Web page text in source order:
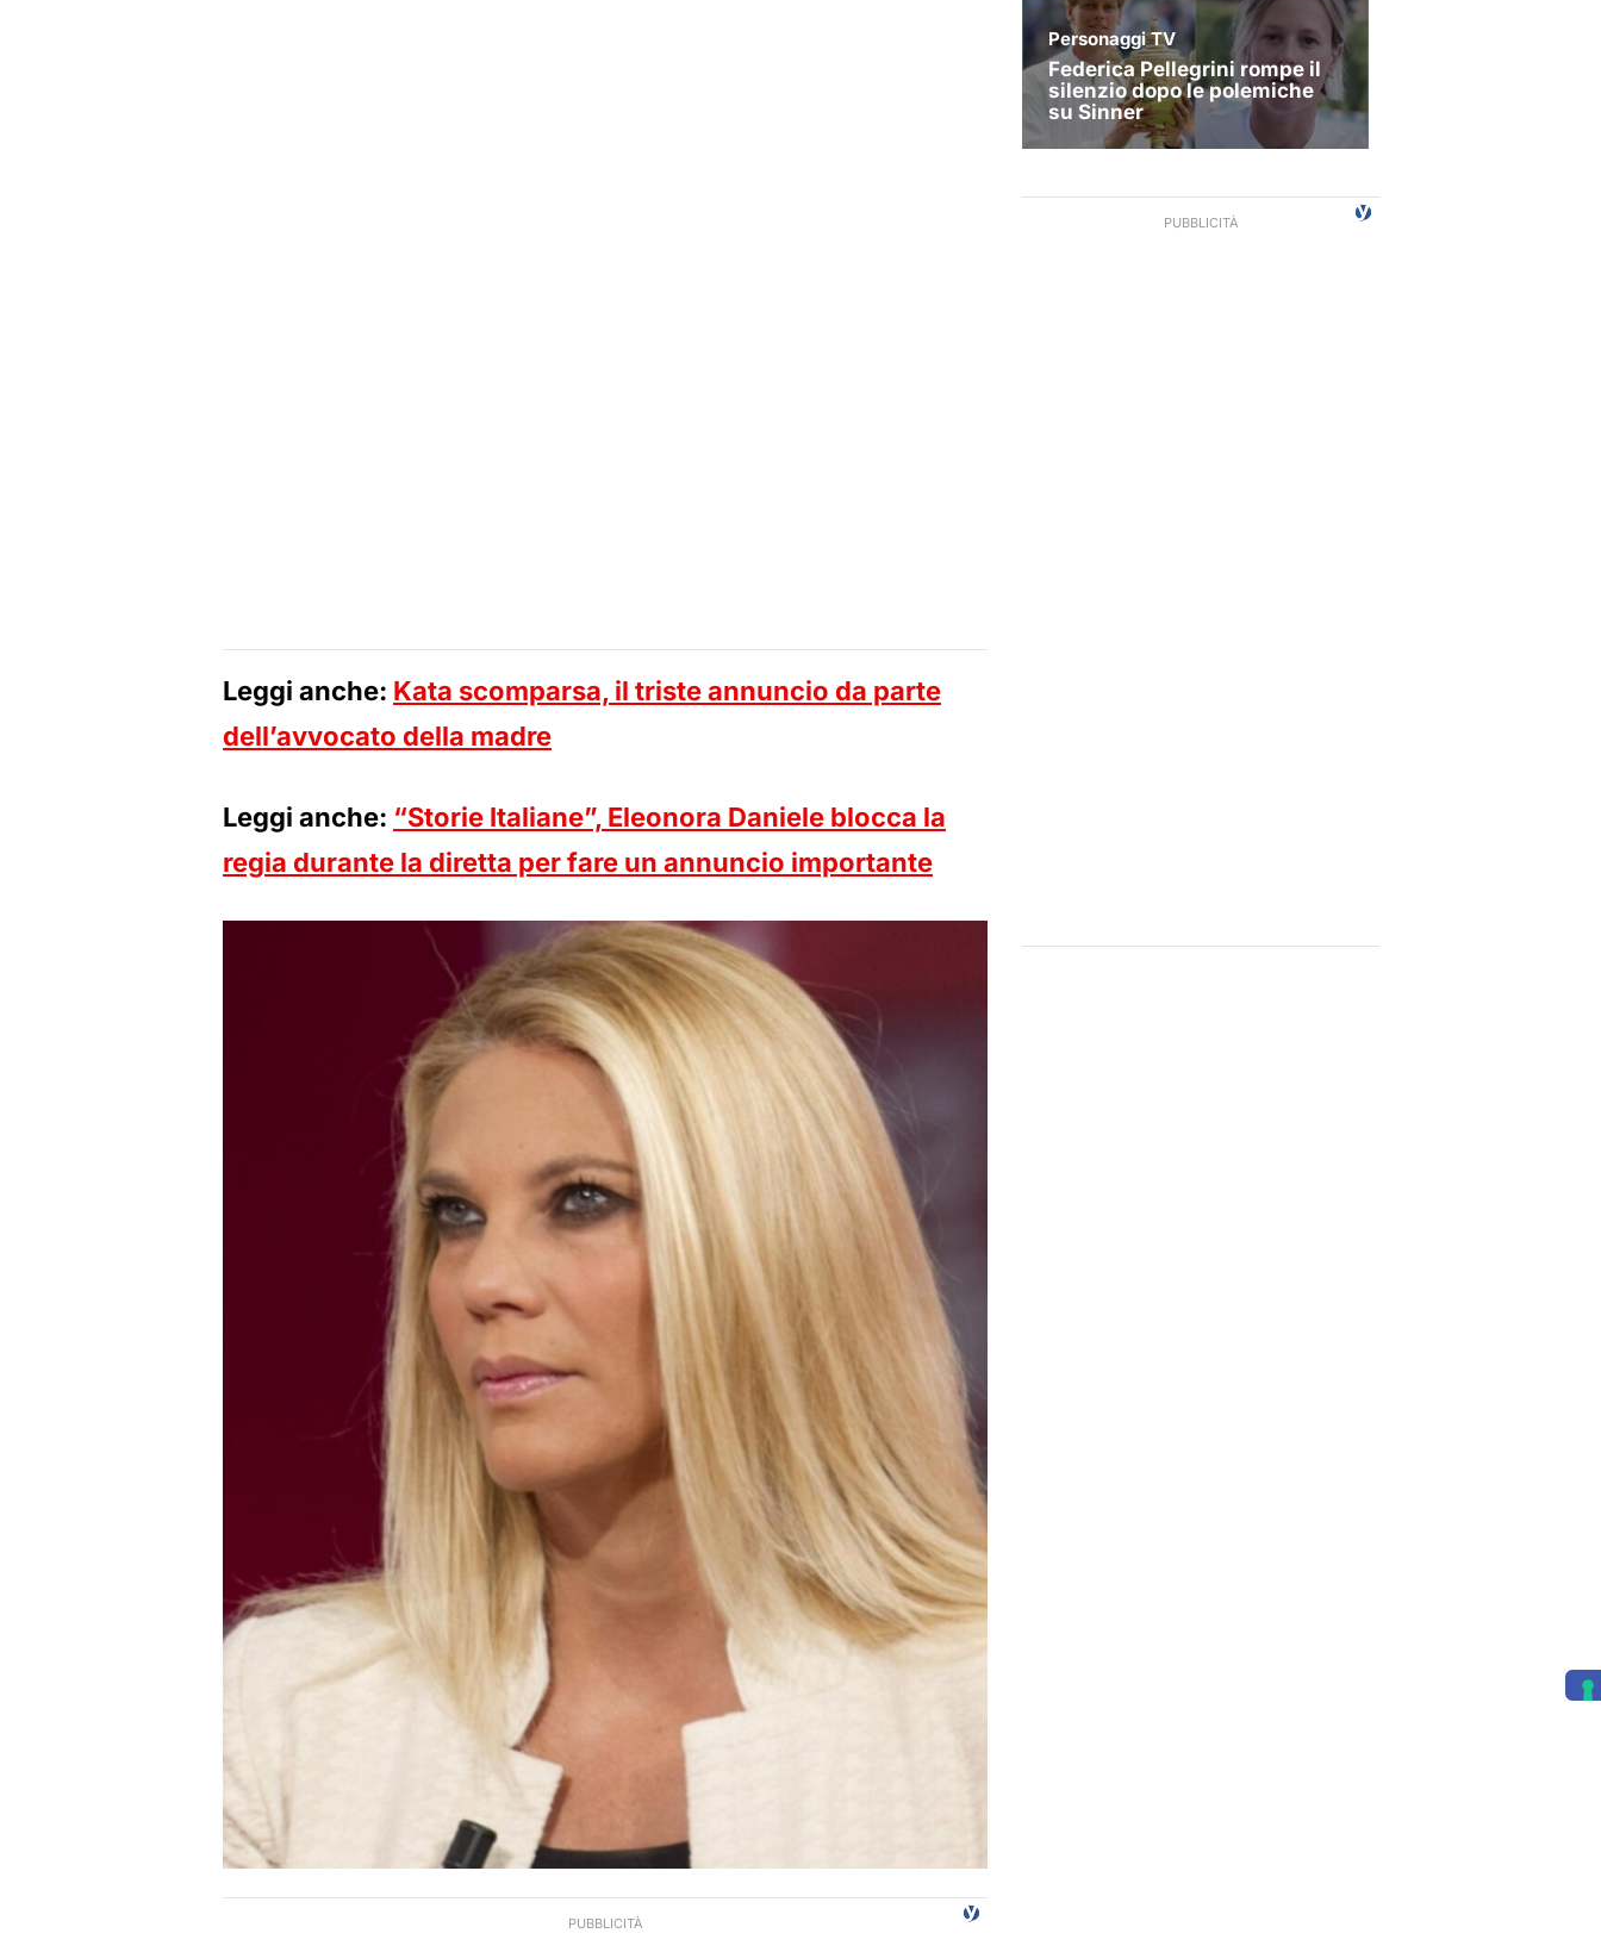
Leggi anche: Kata scomparsa, il triste annuncio da parte
dell’avvocato della madre
Leggi anche: “Storie Italiane”, Eleonora Daniele blocca la
regia durante la diretta per fare un annuncio importante